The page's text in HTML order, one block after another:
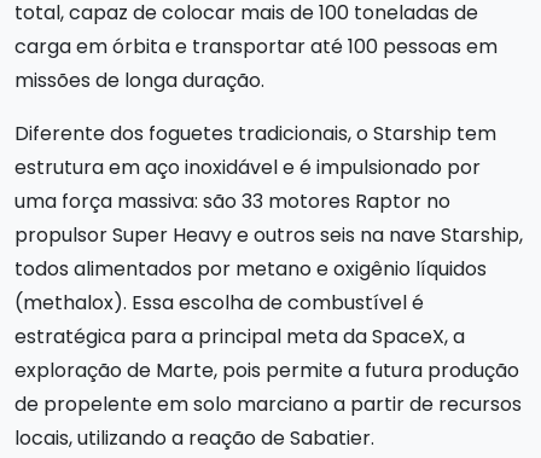
total, capaz de colocar mais de 100 toneladas de
carga em órbita e transportar até 100 pessoas em
missões de longa duração.
Diferente dos foguetes tradicionais, o Starship tem
estrutura em aço inoxidável e é impulsionado por
uma força massiva: são 33 motores Raptor no
propulsor Super Heavy e outros seis na nave Starship,
todos alimentados por metano e oxigênio líquidos
(methalox). Essa escolha de combustível é
estratégica para a principal meta da SpaceX, a
exploração de Marte, pois permite a futura produção
de propelente em solo marciano a partir de recursos
locais, utilizando a reação de Sabatier.